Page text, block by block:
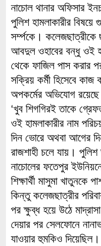
নাচোল থানার অফিসার
পুলিশ হামলাকারীর
সর্ম্পকে। কলেজছাত্রীকে
আবদুল ওহাবের বন্ধু ওই
থেকে ফাজিল পাস করার
সক্রিয় কর্মী হিসেবে কাজ
অপকর্মের অভিযোগ
‘খুব শিগগিরই তাকে
ওই হামলাকারীর নাম
দিন ভোরে অথবা আগের
রাজশাহী চলে যায়।
নাচোলের ফতেপুর
শিক্ষার্থী মাসুমা খাতুনকে
কিন্তু কলেজছাত্রীর
পর ক্ষুব্ধ হয়ে উঠে
দেয়ার পর সেলফোনে
যাওয়ার হুমকিও